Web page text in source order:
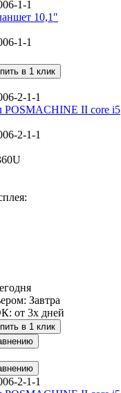
1-1
10,1″
1-1
в 1 клик
2-1-1
POSMACHINE II core i5
2-1-1
Завтра
от 3х дней
в 1 клик
2-1-1